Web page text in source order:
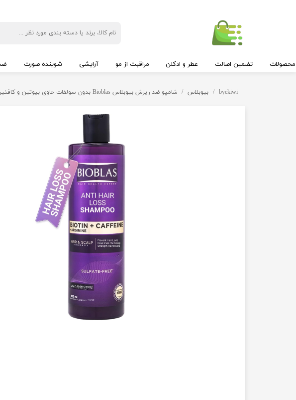
تضمین اصالت عطر و ادکلن مراقبت از مو آرایشی شوینده صورت
byekiwi بیوبلاس شامپو ضد ریزش بیوبلاس Bioblas بدون سولفات حاوی بیوتین و کافئین حجم 400 میل